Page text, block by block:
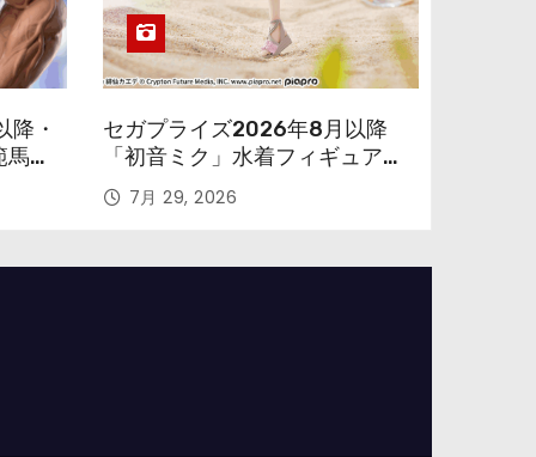
・
勇
セガプライズ2026年8月以降
「初音ミク」水着フィギュアが
色味を変えて再登場！
7月 29, 2026